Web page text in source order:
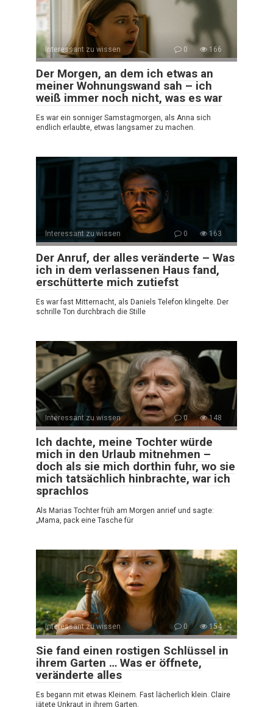
Interessant zu wissen 0 166
Der Morgen, an dem ich etwas an
meiner Wohnungswand sah – ich
weiß immer noch nicht, was es war
Es war ein sonniger Samstagmorgen, als Anna sich
endlich erlaubte, etwas langsamer zu machen.
Interessant zu wissen 0 163
Der Anruf, der alles veränderte – Was
ich in dem verlassenen Haus fand,
erschütterte mich zutiefst
Es war fast Mitternacht, als Daniels Telefon klingelte. Der
schrille Ton durchbrach die Stille
Interessant zu wissen 0 148
Ich dachte, meine Tochter würde
mich in den Urlaub mitnehmen –
doch als sie mich dorthin fuhr, wo sie
mich tatsächlich hinbrachte, war ich
sprachlos
Als Marias Tochter früh am Morgen anrief und sagte:
„Mama, pack eine Tasche für
Interessant zu wissen 0 154
Sie fand einen rostigen Schlüssel in
ihrem Garten … Was er öffnete,
veränderte alles
Es begann mit etwas Kleinem. Fast lächerlich klein. Claire
jätete Unkraut in ihrem Garten,